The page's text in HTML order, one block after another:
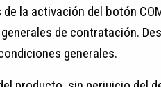
la activación del botón
de contratación.
generales.